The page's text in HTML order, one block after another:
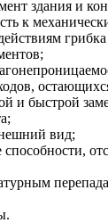
здания и
к
и быстрой
вид;
способности,